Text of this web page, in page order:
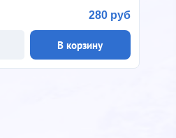
280 руб
В корзину